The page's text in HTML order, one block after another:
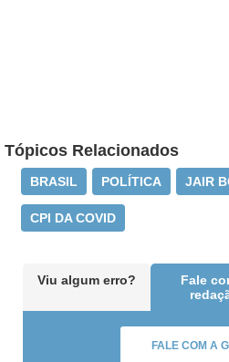
Tópicos Relacionados
BRASIL POLÍTICA JAIR
CPI DA COVID
Viu algum erro?
Fale
FALE COM A